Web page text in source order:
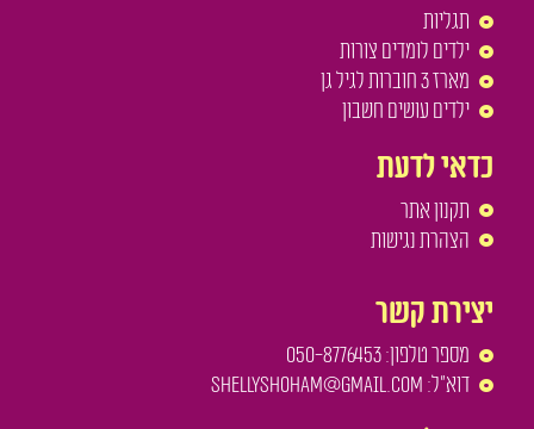
תגליות
ילדים לומדים צורות
מארז 3 חוברות לגיל גן
ילדים עושים חשבון
כדאי לדעת
תקנון אתר
הצהרת נגישות
יצירת קשר
מספר טלפון: 050-8776453
דוא"ל: shellyshoham@gmail.com